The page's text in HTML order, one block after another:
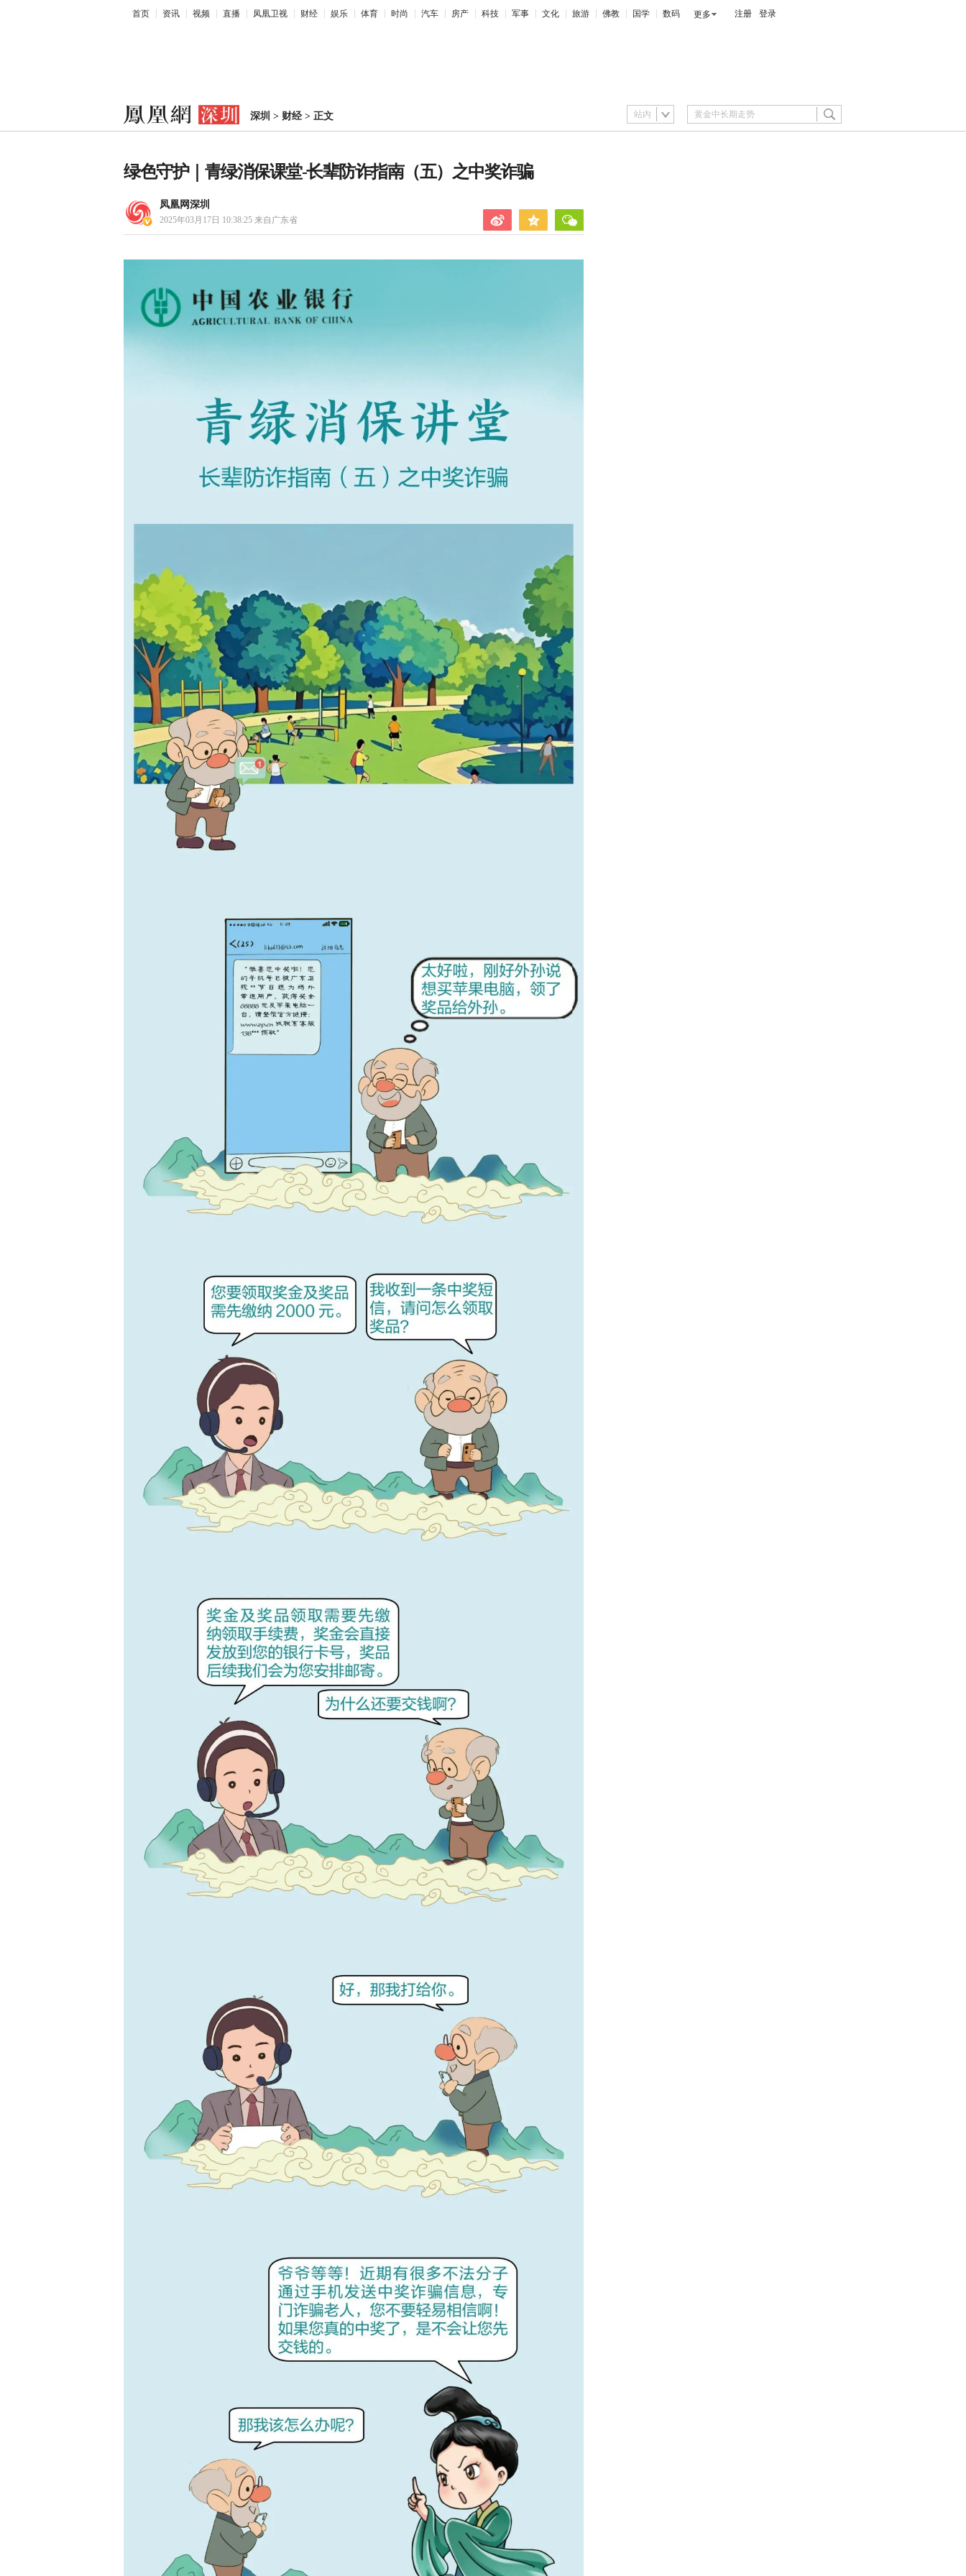
首页 资讯 视频 直播 凤凰卫视 财经 娱乐 体育 时尚 汽车 房产 科技 军事 文化 旅游 佛教 国学 数码 更多 注册 登录
深圳 > 财经> 正文 站内
绿色守护｜青绿消保课堂-长辈防诈指南（五）之中奖诈骗
凤凰网深圳
2025年03月17日 10:38:25 来自广东省